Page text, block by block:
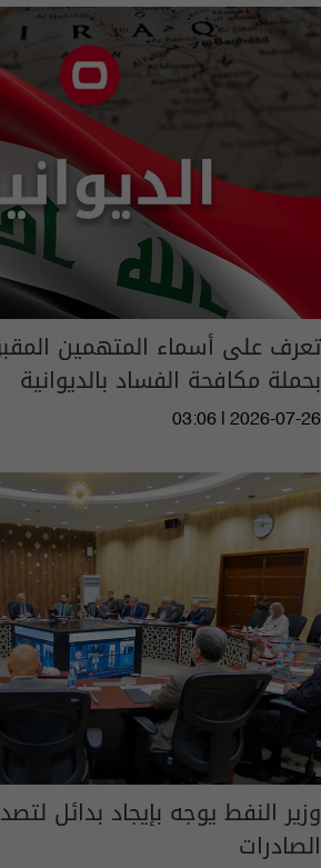
تعرف على أسماء المتهمين
بحملة مكافحة الفساد بالديوانية
03:06 | 2026-07-26
وزير النفط يوجه بإيجاد بدائل
الصادرات